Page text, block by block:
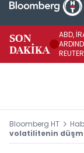
SON
DAKİKA
ABD,
Bloomberg HT
volatilitenin